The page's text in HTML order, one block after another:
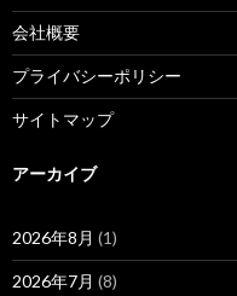
会社概要
プライバシーポリシー
サイトマップ
アーカイブ
2026年8月 (1)
2026年7月 (8)